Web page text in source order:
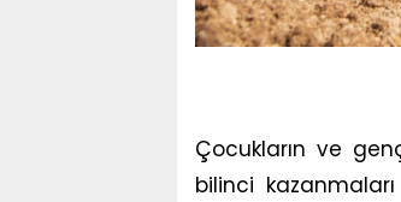
Çocukların ve
bilinci